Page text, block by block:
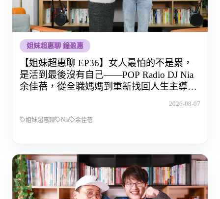
姐妹超惠聊 鐘盈惠
【姐妹超惠聊 EP36】女人最怕的不是累，
是活到最後沒有自己——POP Radio DJ Nia
余佳蓓，從全職媽媽到重新找回人生主導權
2026-08-07
姐妹超惠聊 Nia 余佳蓓